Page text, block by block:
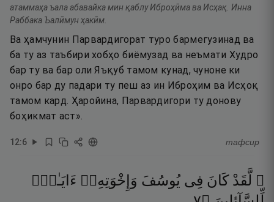
атаммаҳа ъала абавайка мин қаблу Иброҳӣма ва Исҳақ. Инна
Раббака Ъалӣмун ҳакӣм.
Ва ҳамчунин Парвардигорат туро бармегузинад ва
ба ту аз таъбири хобҳо биёмузад ва неъмати Худро
бар ту ва бар оли Яъқуб тамом кунад, чуноне ки
онро бар ду падари ту пеш аз ин Иброҳим ва Исҳоқ
тамом кард. Ҳаройина, Парвардигори ту донову
боҳикмат аст».
12:6 тафсир
۞ لَّقَدْ كَانَ فِى يُوسُفَ وَإِخْوَتِهِۦٓ ءَايَـٰتٌۭ